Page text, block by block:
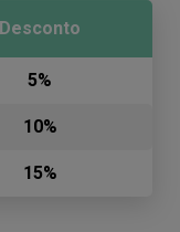
Desconto
5%
10%
15%